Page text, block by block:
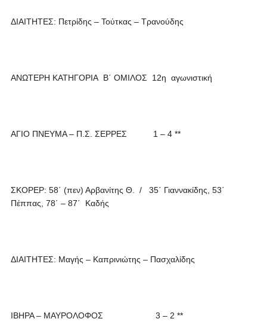
ΔΙΑΙΤΗΤΕΣ: Πετρίδης – Τούτκας – Τρανούδης
ΑΝΩΤΕΡΗ ΚΑΤΗΓΟΡΙΑ Β΄ ΟΜΙΛΟΣ 12η αγωνιστική
ΑΓΙΟ ΠΝΕΥΜΑ – Π.Σ. ΣΕΡΡΕΣ 1 – 4 **
ΣΚΟΡΕΡ: 58΄ (πεν) Αρβανίτης Θ. / 35΄ Γιαννακίδης, 53΄
Πέππας, 78΄ – 87΄ Καδής
ΔΙΑΙΤΗΤΕΣ: Μαγής – Καπρινιώτης – Πασχαλίδης
ΙΒΗΡΑ – ΜΑΥΡΟΛΟΦΟΣ 3 – 2 **